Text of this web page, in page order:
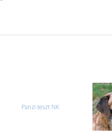
Panzi teszt NK